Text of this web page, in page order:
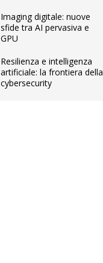
Imaging digitale: nuove
sfide tra AI pervasiva e
GPU
Resilienza e intelligenza
artificiale: la frontiera della
cybersecurity